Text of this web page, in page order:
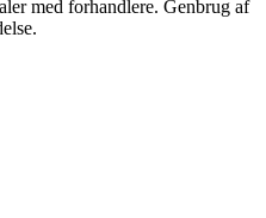
med forhandlere. Genbrug af